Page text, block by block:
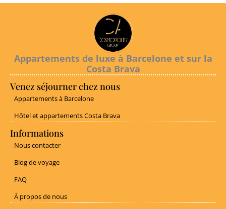
Appartements de luxe à Barcelone et sur la
Costa Brava
Venez séjourner chez nous
Appartements à Barcelone
Hôtel et appartements Costa Brava
Informations
Nous contacter
Blog de voyage
FAQ
À propos de nous